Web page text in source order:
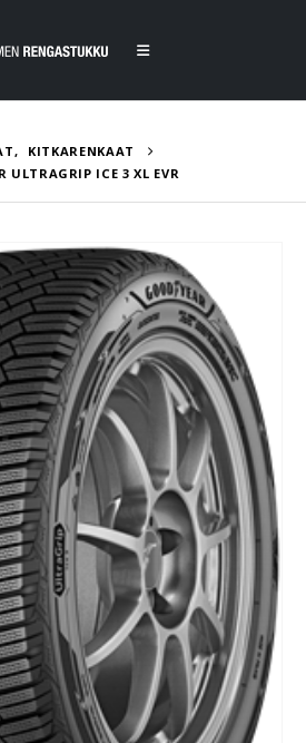
,
KITKARENKAAT
ULTRAGRIP ICE 3 XL EVR